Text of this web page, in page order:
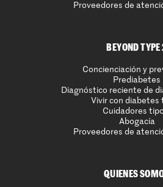
Proveedores de
BEYOND TYPE
Concienciación y
Prediabetes
Diagnóstico reciente de
Vivir con diabetes
Cuidadores
Abogacía
Proveedores de
QUIENES